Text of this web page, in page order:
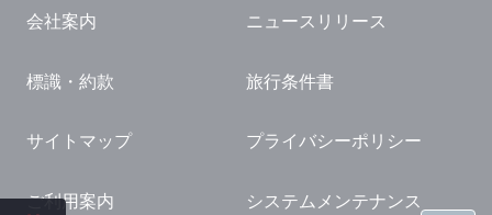
東京ドーム ホテル
横浜 ホテル
熱海 ホテル
国内観光ガイド
旅行・観光情報
会社案内 ニュースリリース
標識・約款 旅行条件書
サイトマップ プライバシーポリシー
ご利用案内 システムメンテナンス